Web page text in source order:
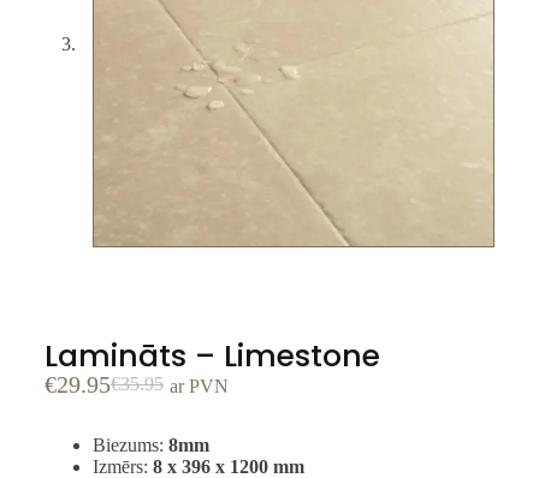
Lamināts – Limestone
€35.95
€29.95 ar PVN
Biezums: 8mm
Izmērs: 8 x 396 x 1200 mm